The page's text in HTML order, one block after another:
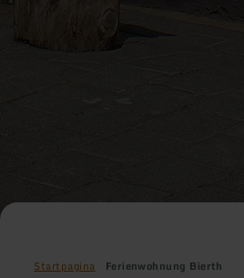
Startpagina Ferienwohnung Bierth